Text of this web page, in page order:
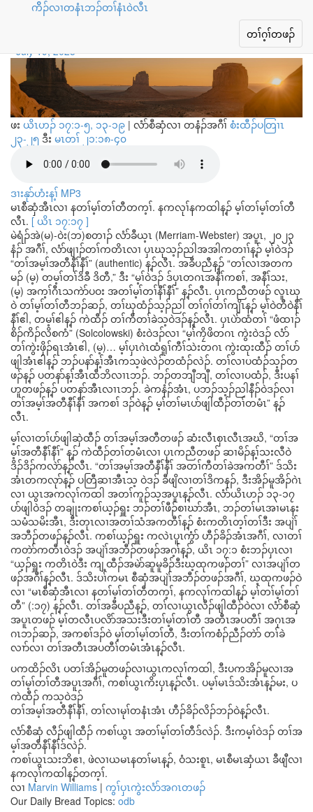
ကိိၣ်လၢတနံၤဘၣ်တၢ်နံၤ၀ဲလီၤ
Toggle
navigation
တၢ်ဂ့ၢ်တဖၣ်
လၢယွၤအတၢ်မ့ၢ်တၢ်တီ
July 19, 2025
ဖး ယိၤဟၣ် ၁၇:၁-၅, ၁၃-၁၉ | လံာ်စီဆှံလၢ တနံၣ်အဂီၢ် စံးထီၣ်ပတြၢၤ
၂၃-၂၅ ဒီး မၤတၢ် ၂၁:၁၈-၄၀
ဒၢးနုာ်ဟံးန့ၢ် MP3
မၤစီဆှံအီၤလၢ နတၢ်မ့ၢ်တၢ်တီတက့ၢ်. နကလုၢ်နကထါန့ၣ် မ့ၢ်တၢ်မ့ၢ်တၢ်တီ
လီၤ. [ ယိၤ ၁၇:၁၇ ]
မဲရံၣ်အဲ(မ)-ဝဲး(ဘ)စတၢၣ် လံာ်ခီယ့ၤ (Merriam-Webster) အပူၤ, ၂၀၂၃
နံၣ် အဂီၢ်, လံာ်ဖျၢၣ်တၢ်ကတိၤလၢ ပှၤဃုသ့ၣ်ညါအအါကတၢၢ်န့ၣ် မ့ၢ်ဝဲဒၣ်
“တၢ်အမ့ၢ်အတီနီၢ်နီၢ်” (authentic) န့ၣ်လီၤ. အခီပညီန့ၣ် “တၢ်လၢအတက
မၣ် (မ့) တမ့ၢ်တၢ်ဒိခီ ဒိတီ,” ဒီး “မ့ၢ်ဝဲဒၣ် ဒ်ပှၤတဂၤအနီၢ်ကစၢ်, အနီၢ်သး,
(မ့) အက့ၢ်ဂီၤသကဲာ်ပဝး အတၢ်မ့ၢ်တၢ်နီၢ်နီၢ်” န့ၣ်လီၤ. ပှၤကညီတဖၣ် လူၤဃု
ဝဲ တၢ်မ့ၢ်တၢ်တီဘၣ်ဆၣ်, တၢ်ဃုထံၣ်သ့ၣ်ညါ တၢ်ဂ့ၢ်တၢ်ကျိၤန့ၣ် မ့ၢ်ဝဲတီဝဲနီၢ်
နီၢ်ဧါ, တမ့ၢ်ဧါန့ၣ် ကဲထီၣ် တၢ်ကီတၢ်ခဲသ့ဝဲဒၣ်န့ၣ်လီၤ. ပှၤပဲာ်ထံတၢ် “ဖံထၢၣ်
စိၣ်ကိၣ်လိစကံ” (Solcolowski) စံးဝဲဒၣ်လၢ “မ့ၢ်ကၠိဖိတဂၤ ကွဲးဝဲဒၣ် လံာ်
တၢ်ကွဲးဖှိၣ်ရၤအံၤဧါ, (မ့)… မ့ၢ်ပှၤဂဲၤထံရူၢ်ကီၢ်သဲးတဂၤ ကွဲးထုးထီၣ် တၢ်ပာ်
ဖျါအံၤဧါန့ၣ် ဘၣ်ပနာ်န့ၢ်အီၤကသ့ဖဲလဲၣ်တထံၣ်လဲၣ်. တၢ်လၢပထံၣ်သ့ၣ်တ
ဖၣ်န့ၣ် ပတနာ်န့ၢ်အီၤထီဘိလၢၤဘၣ်. ဘၣ်တဘျီဘျီ, တၢ်လၢပထံၣ်, ဒီးပနၢ်
ဟူတဖၣ်န့ၣ် ပတနာ်အီၤလၢၤဘၣ်. ခဲကနံၣ်အံၤ, ပဘၣ်သ့ၣ်ညါနီၣ်ဝဲဒၣ်လၢ
တၢ်အမ့ၢ်အတီနီၢ်နီၢ် အကစၢ် ဒၣ်ဝဲန့ၣ် မ့ၢ်တၢ်မၤပာ်ဖျါထီၣ်တၢ်တမံၤ” န့ၣ်
လီၤ.
မ့ၢ်လၢတၢ်ပာ်ဖျါဆှဲထီၣ် တၢ်အမ့ၢ်အတီတဖၣ် ဆံးလီၤစှၤလီၤအဃိ, “တၢ်အ
မ့ၢ်အတီနီၢ်နီၢ်” န့ၣ် ကဲထီၣ်တၢ်တမံၤလၢ ပှၤကညီတဖၣ် ဆၢမိၣ်န့ၢ်သးလီဝဲ
ဒိၣ်ဒိၣ်ကလဲာ်န့ၣ်လီၤ. “တၢ်အမ့ၢ်အတီနီၢ်နီၢ် အတၢ်ကီတၢ်ခဲအကတီၢ်” ဒ်သိး
အံၤတကလုာ်န့ၣ် ပတြီဆၢအီၤသ့ ဝဲဒၣ် ခီဖျိလၢတၢ်ဒိကနၣ်, ဒီးအိၣ်မူအိၣ်ဂဲၤ
လၢ ယွၤအကလုၢ်ကထါ အတၢ်ကူၣ်သ့အပူၤန့ၣ်လီၤ. လံာ်ယိၤဟၣ် ၁၃-၁၇
ပာ်ဖျါဝဲဒၣ် တချုးကစၢ်ယ့ၣ်ရှူး ဘၣ်တၢ်ဖီၣ်စၢဃာ်အီၤ, ဘၣ်တၢ်မၤအၢမၤနး
သမံသမိးအီၤ, ဒီးတုၤလၢအတၢ်သံအကတီၢ်န့ၣ် စံးကတိၤတ့ၢ်တၢ်ဒီး အပျဲၢ်
အဘီၣ်တဖၣ်န့ၣ်လီၤ. ကစၢ်ယ့ၣ်ရှူး ကလဲၤပူၤကွံာ် ဟီၣ်ခိၣ်အံၤအဂီၢ်, လၢတၢ်
ကတဲာ်ကတီၤဝဲဒၣ် အပျဲၢ်အဘီၣ်တဖၣ်အဂ့ၢ်န့ၣ်, ယိၤ ၁၇:၁ စံးဘၣ်ပှၤလၢ
“ယ့ၣ်ရှူး ကတိၤဝဲဒီး ကျ့ထီၣ်အမဲာ်ဆူမူခိၣ်ဒီးဃ့ထုကဖၣ်တၢ်” လၢအပျဲၢ်တ
ဖၣ်အဂီၢ်န့ၣ်လီၤ. ဒ်သိးပၢ်ကမၤ စီဆှံအပျဲၢ်အဘီၣ်တဖၣ်အဂီၢ်, ဃ့ထုကဖၣ်ဝဲ
လၢ “မၤစီဆှံအီၤလၢ နတၢ်မ့ၢ်တၢ်တီတက့ၢ်, နကလုၢ်ကထါန့ၣ် မ့ၢ်တၢ်မ့ၢ်တၢ်
တီ” (:၁၇) န့ၣ်လီၤ. တၢ်အခီပညီန့ၣ်, တၢ်လၢယွၤလီၣ်ဖျါထီၣ်ဝဲလၢ လံာ်စီဆှံ
အပူၤတဖၣ် မ့ၢ်တလီၤပလိာ်အသးဒီးတၢ်မ့ၢ်တၢ်တီ အတီၤအပတီၢ် အဂုၤအ
ဂၤဘၣ်ဆၣ်, အကစၢ်ဒၣ်ဝဲ မ့ၢ်တၢ်မ့ၢ်တၢ်တီ, ဒီးတၢ်ကစံၣ်ညီၣ်တဲာ် တၢ်ခဲ
လၢာ်လၢ တၢ်အတီၤအပတီၢ်တမံၤအံၤန့ၣ်လီၤ.
ပကထိၣ်လိၤ ပတၢ်အိၣ်မူတဖၣ်လၢယွၤကလုၢ်ကထါ, ဒီးပကအိၣ်မူလၢအ
တၢ်မ့ၢ်တၢ်တီအပူၤအဂီၢ်, ကစၢ်ယွၤကိးပှၤန့ၣ်လီၤ. ပမ့ၢ်မၤဒ်သိးအံၤန့ၣ်မး, ပ
ကဲထီၣ် ကသ့ဝဲဒၣ်
တၢ်အမ့ၢ်အတီနီၢ်နီၢ်, တၢ်လၢမုၢ်တနံၤအံၤ ဟီၣ်ခိၣ်လိၣ်ဘၣ်ဝဲန့ၣ်လီၤ.
လံာ်စီဆှံ လီၣ်ဖျါထီၣ် ကစၢ်ယွၤ အတၢ်မ့ၢ်တၢ်တီဒ်လဲၣ်. ဒီးကမ့ၢ်ဝဲဒၣ် တၢ်အ
မ့ၢ်အတီနီၢ်နီၢ်ဒ်လဲၣ်.
ကစၢ်ယွၤသးဘိဧၢ, ဖဲလၢယမၤနတၢ်မၤန့ၣ်, ဝံသးစူၤ, မၤစီမၤဆှံယၤ ခီဖျီလၢ
နကလုၢ်ကထါန့ၣ်တက့ၢ်.
လၢ Marvin Williams | ကွၢ်ပှၤကွဲးလံာ်အဂၤတဖၣ်
Our Daily Bread Topics: odb